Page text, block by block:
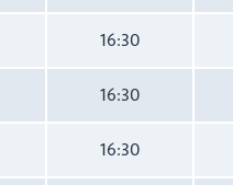
16:30
16:30
16:30